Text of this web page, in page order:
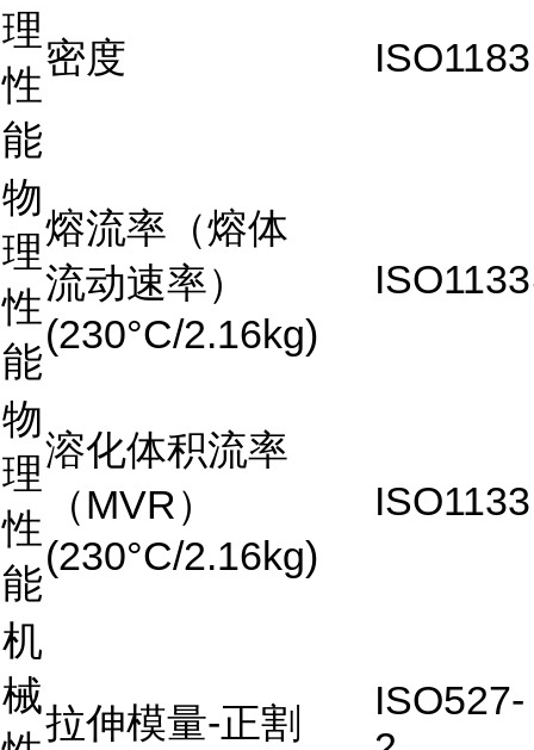
理
性
能
密度 ISO1183
物
理
性
能
熔流率（熔体
流动速率）
(230°C/2.16kg)
ISO1133
物
理
性
能
溶化体积流率
（MVR）
(230°C/2.16kg)
ISO1133
机
械
拉伸模量-正割
ISO527-